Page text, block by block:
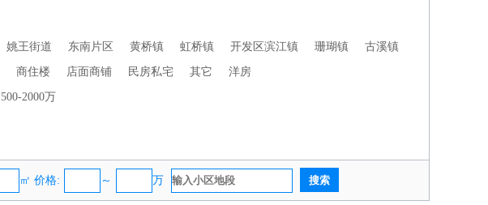
姚王街道 东南片区 黄桥镇 虹桥镇 开发区滨江镇 珊瑚镇 古溪镇
商住楼 店面商铺 民房私宅 其它 洋房
500-2000万
㎡ 价格: ～ 万